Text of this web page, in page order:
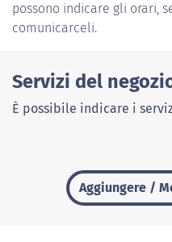
possono indicare gli orari,
comunicarceli.
Servizi del
È possibile indicare i
Aggiungere /